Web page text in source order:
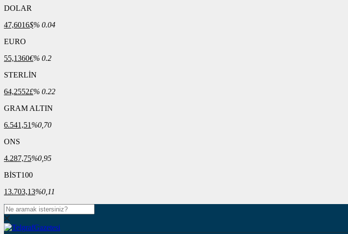
DOLAR
47,6016$% 0.04
EURO
55,1360€% 0.2
STERLİN
64,2552£% 0.22
GRAM ALTIN
6.541,51 %0,70
ONS
4.287,75%0,95
BİST100
13.703,13%0,11